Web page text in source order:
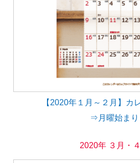
【2020年１月～２月】
⇒月曜始まり
2020年 ３月・